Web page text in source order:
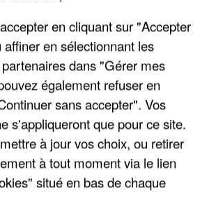
DE 300 000 CLIENTS DÉROBÉES À
APRÈS UNE...
en cliquant sur "Accepter
en sélectionnant les
dans "Gérer mes
également refuser en
sans accepter". Vos
s'appliqueront que pour ce site.
à jour vos choix, ou retirer
à tout moment via le lien
situé en bas de chaque